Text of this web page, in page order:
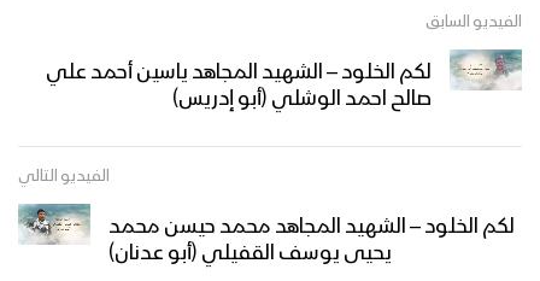
الفيديو السابق
لكم الخلود – الشهيد المجاهد ياسين أحمد علي
صالح احمد الوشلي (أبو إدريس)
الفيديو التالي
لكم الخلود – الشهيد المجاهد محمد حيسن محمد
يحيى يوسف القفيلي (أبو عدنان)